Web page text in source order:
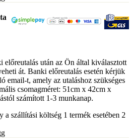
előreutalás után az Ön által kiválasztott
át. Banki előreutalás esetén kérjük
email-t, amely az utaláshoz szükséges
csomagméret: 51cm x 42cm x
számított 1-3 munkanap.
a szállítási költség 1 termék esetében 2